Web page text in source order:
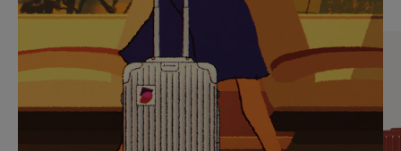
SIE,
UM
ANZUHALTEN
AUFHEBEN
DER
STUMMSCHALTUNG